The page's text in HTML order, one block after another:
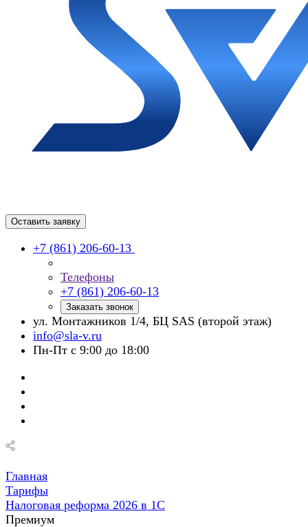
Оставить заявку
+7 (861) 206-60-13
Телефоны
+7 (861) 206-60-13
Заказать звонок
ул. Монтажников 1/4, БЦ SAS (второй этаж)
info@sla-v.ru
Пн-Пт с 9:00 до 18:00
Главная
Тарифы
Налоговая реформа 2026 в 1С
Премиум